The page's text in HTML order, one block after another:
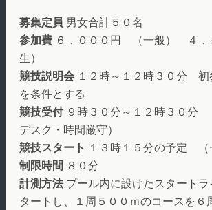
募集定員 男女合計５０名
参加費 ６，０００円 （一般） ４
生）
競技説明会 １２時～１２時３０分 初
を条件とする
競技受付９時３０分～１２時３０分
デスク・時間厳守）
競技スタート １３時１５分の予定 （
制限時間 ８０分
計測方法 プール内に設けたスタート
タートし、１周５００ｍのコースを６